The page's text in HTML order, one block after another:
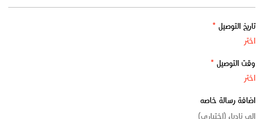
تاريخ التوصيل *
وقت التوصيل *
اضافة رسالة خاصه